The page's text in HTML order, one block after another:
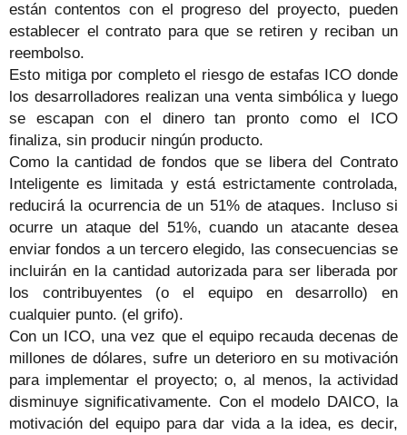
están contentos con el progreso del proyecto, pueden
establecer el contrato para que se retiren y reciban un
reembolso.
Esto mitiga por completo el riesgo de estafas ICO donde
los desarrolladores realizan una venta simbólica y luego
se escapan con el dinero tan pronto como el ICO
finaliza, sin producir ningún producto.
Como la cantidad de fondos que se libera del Contrato
Inteligente es limitada y está estrictamente controlada,
reducirá la ocurrencia de un 51% de ataques. Incluso si
ocurre un ataque del 51%, cuando un atacante desea
enviar fondos a un tercero elegido, las consecuencias se
incluirán en la cantidad autorizada para ser liberada por
los contribuyentes (o el equipo en desarrollo) en
cualquier punto. (el grifo).
Con un ICO, una vez que el equipo recauda decenas de
millones de dólares, sufre un deterioro en su motivación
para implementar el proyecto; o, al menos, la actividad
disminuye significativamente. Con el modelo DAICO, la
motivación del equipo para dar vida a la idea, es decir,